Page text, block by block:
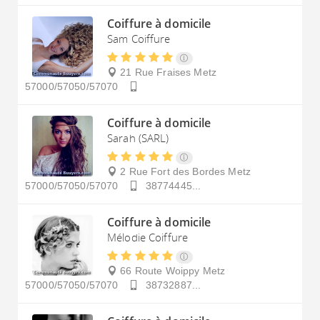
Coiffure à domicile
Sam Coiffure
21 Rue Fraises Metz
57000/57050/57070
Coiffure à domicile
Sarah (SARL)
2 Rue Fort des Bordes Metz
57000/57050/57070
38774445...
Coiffure à domicile
Mélodie Coiffure
66 Route Woippy Metz
57000/57050/57070
38732887...